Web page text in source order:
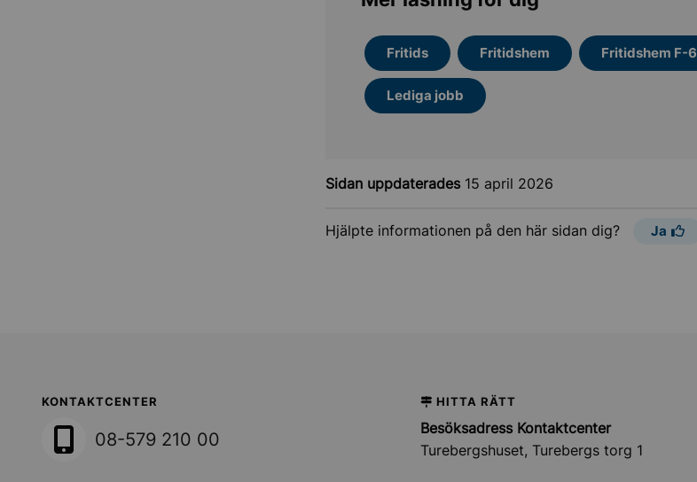
Fritids Fritidshem Fritidshem F-6
Lediga jobb
Sidan uppdaterades 15 april 2026
Hjälpte informationen på den här sidan dig? Ja
Sollentuna Kommun
KONTAKTCENTER
08-579 210 00
HITTA RÄTT
Besöksadress Kontaktcenter
Turebergshuset, Turebergs torg 1